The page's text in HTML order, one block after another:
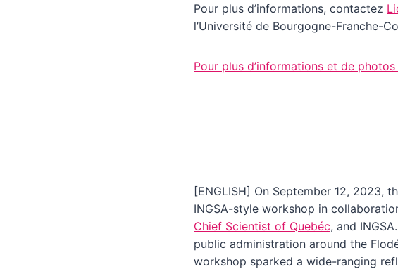
Pour plus d’informations, contactez
l’Université de Bourgogne-Franche-
Pour plus d’informations et de photos
[ENGLISH] On September 12, 2023,
INGSA-style workshop in
Chief Scientist of Quebéc, and
public administration around the
workshop sparked a wide-ranging